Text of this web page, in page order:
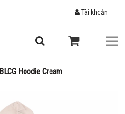
Tài khoản
BLCG Hoodie Cream